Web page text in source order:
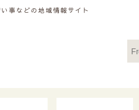
事などの地域情報サイト